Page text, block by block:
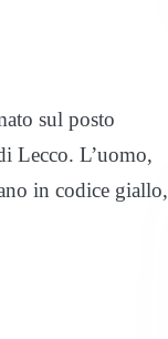
sul posto
Lecco. L’uomo,
in codice giallo,